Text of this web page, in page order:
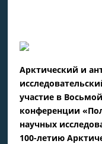
Арктический и
участие в
конференции
научных
100-летию